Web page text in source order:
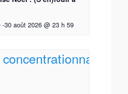
-30 août 2026 @ 23 h 59